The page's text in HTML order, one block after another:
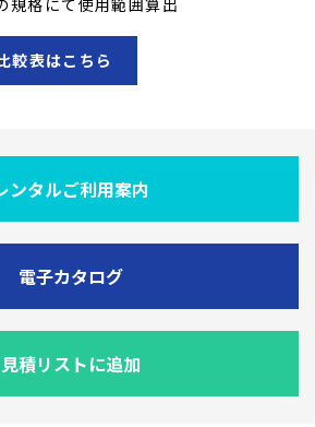
較表はこちら
ンタルご利用案内
電子カタログ
見積リストに追加